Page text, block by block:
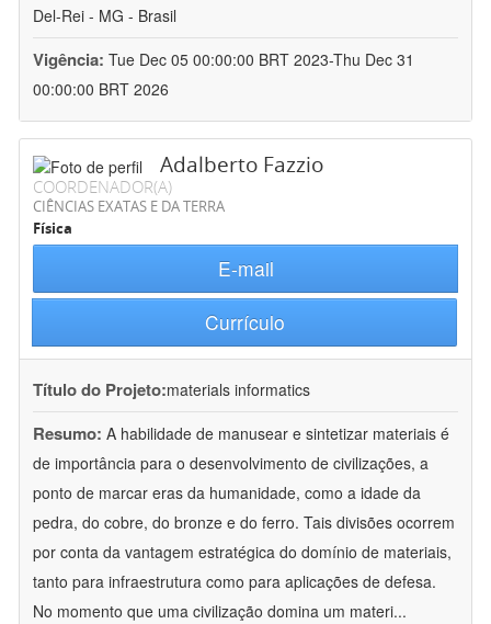
Del-Rei - MG - Brasil
Vigência: Tue Dec 05 00:00:00 BRT 2023-Thu Dec 31
00:00:00 BRT 2026
Adalberto Fazzio
COORDENADOR(A)
CIÊNCIAS EXATAS E DA TERRA
Física
E-mail
Currículo
Título do Projeto:materials informatics
Resumo: A habilidade de manusear e sintetizar materiais é
de importância para o desenvolvimento de civilizações, a
ponto de marcar eras da humanidade, como a idade da
pedra, do cobre, do bronze e do ferro. Tais divisões ocorrem
por conta da vantagem estratégica do domínio de materiais,
tanto para infraestrutura como para aplicações de defesa.
No momento que uma civilização domina um materi...